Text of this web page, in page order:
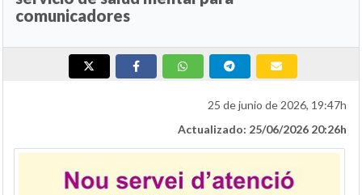
comunicadores
25 de junio de 2026, 19:47h
Actualizado: 25/06/2026 20:26h